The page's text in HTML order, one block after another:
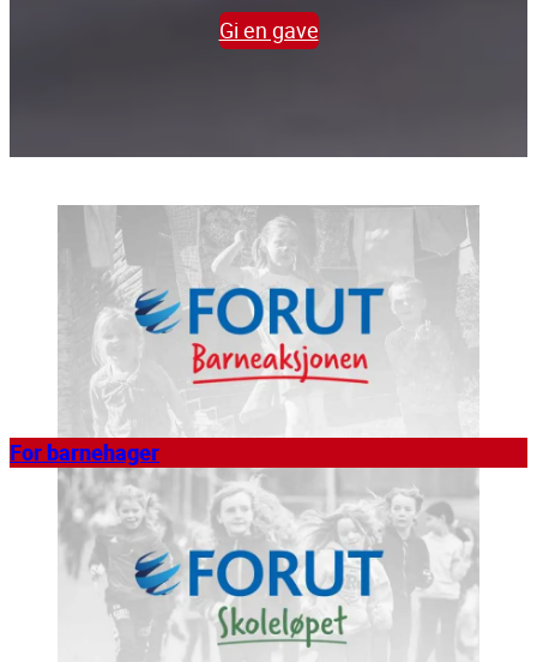
Gi en gave
For barnehager